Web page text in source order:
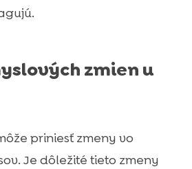
zmien u
priniesť zmeny vo
Je dôležité tieto zmeny